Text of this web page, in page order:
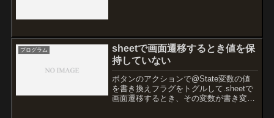
プログラム
sheetで画面遷移するとき値を保
持していない
ボタンのアクションで@State変数の値
を書き換えフラグをトグルして.sheetで
画面遷移するとき、その変数が書き変わ